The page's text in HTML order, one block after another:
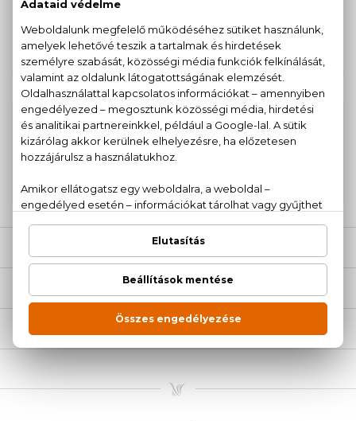
KAPCSOLÓDÓ TERMÉKEK
100% eredeti termékek,14 napos visszaküldési
garanciával
Kérdésed van, elakadtál? Hívd ügyfélszolgálatunkat: